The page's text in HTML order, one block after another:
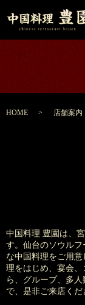
HOME 店舗案内
中国料理 豊園は、
す。 仙台のソウル
な中国料理をご用意
理をはじめ、宴会
ら、グループ、多
で、是非ご来店くだ